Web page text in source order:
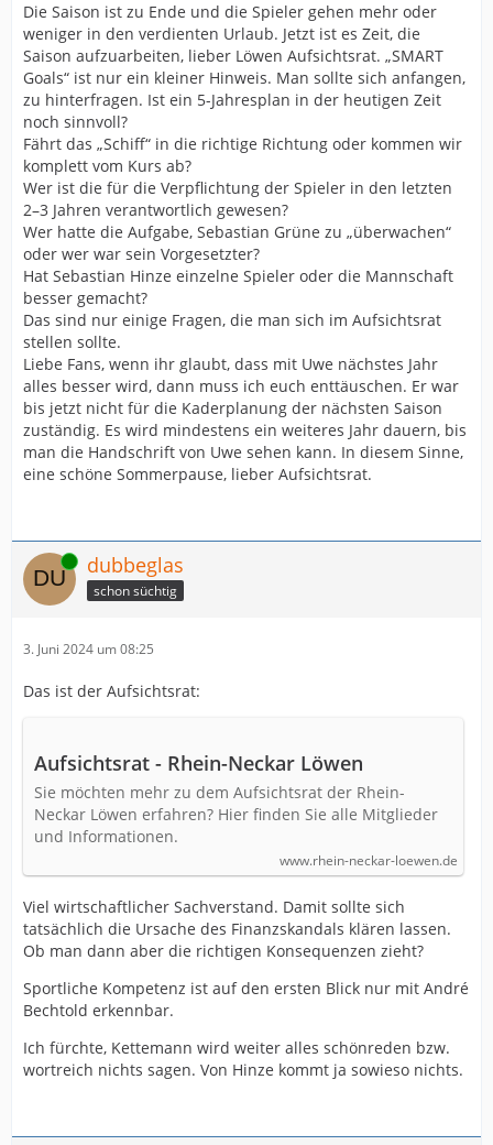
Die Saison ist zu Ende und die Spieler gehen mehr oder
weniger in den verdienten Urlaub. Jetzt ist es Zeit, die
Saison aufzuarbeiten, lieber Löwen Aufsichtsrat. „SMART
Goals“ ist nur ein kleiner Hinweis. Man sollte sich anfangen,
zu hinterfragen. Ist ein 5-Jahresplan in der heutigen Zeit
noch sinnvoll?
Fährt das „Schiff“ in die richtige Richtung oder kommen wir
komplett vom Kurs ab?
Wer ist die für die Verpflichtung der Spieler in den letzten
2–3 Jahren verantwortlich gewesen?
Wer hatte die Aufgabe, Sebastian Grüne zu „überwachen“
oder wer war sein Vorgesetzter?
Hat Sebastian Hinze einzelne Spieler oder die Mannschaft
besser gemacht?
Das sind nur einige Fragen, die man sich im Aufsichtsrat
stellen sollte.
Liebe Fans, wenn ihr glaubt, dass mit Uwe nächstes Jahr
alles besser wird, dann muss ich euch enttäuschen. Er war
bis jetzt nicht für die Kaderplanung der nächsten Saison
zuständig. Es wird mindestens ein weiteres Jahr dauern, bis
man die Handschrift von Uwe sehen kann. In diesem Sinne,
eine schöne Sommerpause, lieber Aufsichtsrat.
Online dubbeglas
schon süchtig
3. Juni 2024 um 08:25
Das ist der Aufsichtsrat:
Aufsichtsrat - Rhein-Neckar Löwen
Sie möchten mehr zu dem Aufsichtsrat der Rhein-
Neckar Löwen erfahren? Hier finden Sie alle Mitglieder
und Informationen.
www.rhein-neckar-loewen.de
Viel wirtschaftlicher Sachverstand. Damit sollte sich
tatsächlich die Ursache des Finanzskandals klären lassen.
Ob man dann aber die richtigen Konsequenzen zieht?
Sportliche Kompetenz ist auf den ersten Blick nur mit André
Bechtold erkennbar.
Ich fürchte, Kettemann wird weiter alles schönreden bzw.
wortreich nichts sagen. Von Hinze kommt ja sowieso nichts.